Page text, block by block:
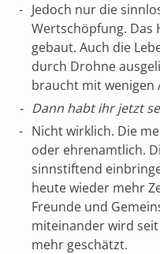
Jedoch nur die
Wertschöpfung. Das
gebaut. Auch die
durch Drohne
braucht mit wenigen
Dann habt ihr jetzt
Nicht wirklich. Die
oder ehrenamtlich.
sinnstiftend
heute wieder mehr
Freunde und
miteinander wird
mehr geschätzt.